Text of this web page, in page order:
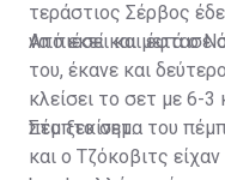
τεράστιος Σέρβος
να πιέσει και
Από εκεί και μετά ο
του, έκανε και
κλείσει το σετ με 6-3
πέμπτο σετ.
Στο ξεκίνημα του
και ο Τζόκοβιτς